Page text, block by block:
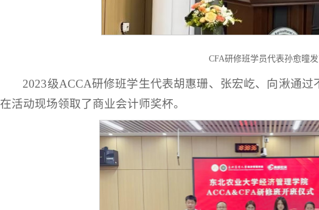
CFA研修班学员代表孙愈曈
2023级ACCA研修班学生代表胡惠珊、张宏屹、向湫通
在活动现场领取了商业会计师奖杯。